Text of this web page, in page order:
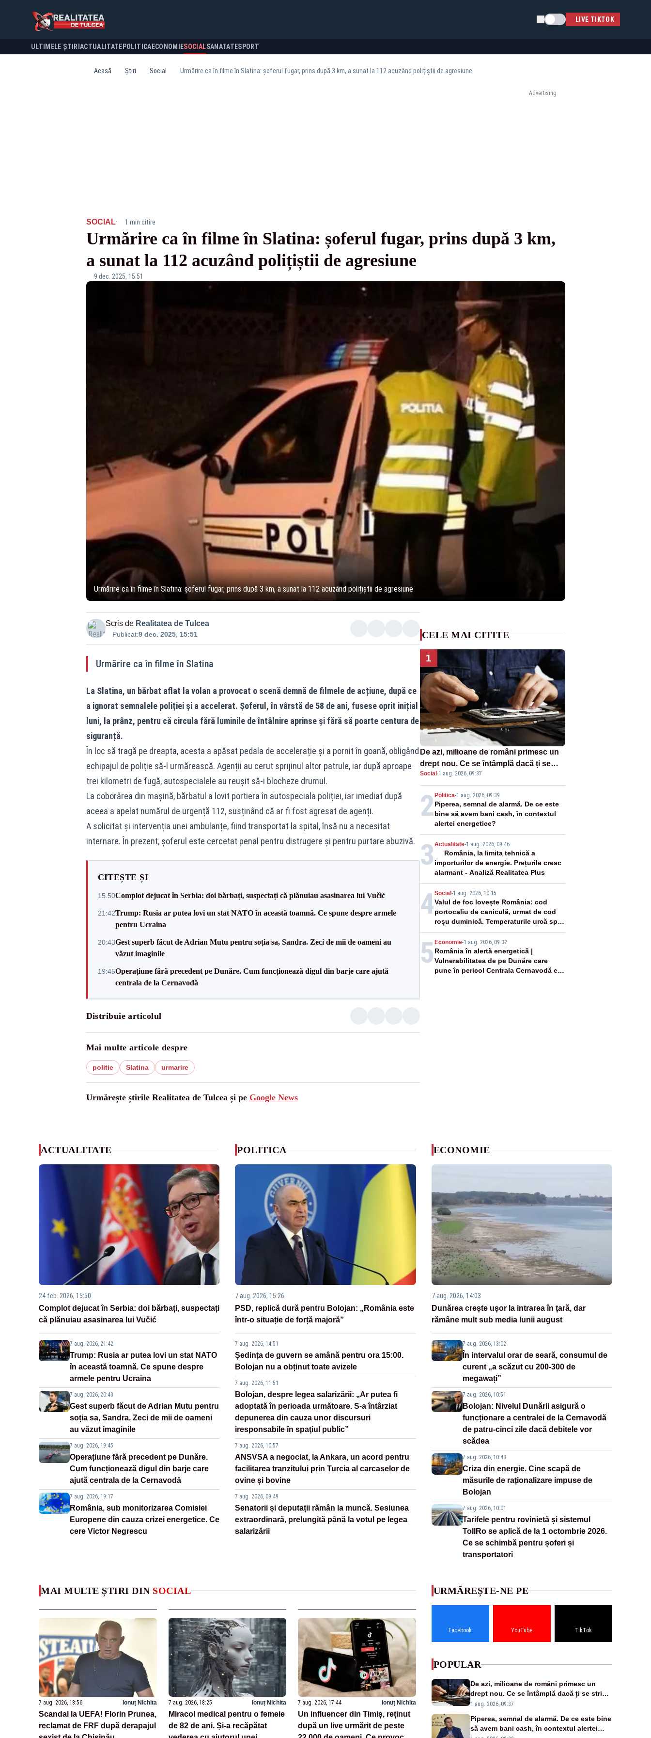
Schimba temaLIVE TIKTOK
ULTIMELE ȘTIRI ACTUALITATE POLITICA ECONOMIESOCIALSANATATESPORT
Acasă Știri Social Urmărire ca în filme în Slatina: șoferul fugar, prins după 3 km, a sunat la 112 acuzând polițiștii de agresiune
Advertising
SOCIAL· 1 min citire
Urmărire ca în filme în Slatina: șoferul fugar, prins după 3 km,
a sunat la 112 acuzând polițiștii de agresiune
9 dec. 2025, 15:51
Urmărire ca în filme în Slatina: șoferul fugar, prins după 3 km, a sunat la 112 acuzând polițiștii de agresiune
Scris de Realitatea de Tulcea
Publicat:9 dec. 2025, 15:51
Urmărire ca în filme în Slatina
La Slatina, un bărbat aflat la volan a provocat o scenă demnă de filmele de acțiune, după ce
a ignorat semnalele poliției și a accelerat. Șoferul, în vârstă de 58 de ani, fusese oprit inițial
luni, la prânz, pentru că circula fără luminile de întâlnire aprinse și fără să poarte centura de
siguranță.
În loc să tragă pe dreapta, acesta a apăsat pedala de accelerație și a pornit în goană, obligând
echipajul de poliție să-l urmărească. Agenții au cerut sprijinul altor patrule, iar după aproape
trei kilometri de fugă, autospecialele au reușit să-i blocheze drumul.
La coborârea din mașină, bărbatul a lovit portiera în autospeciala poliției, iar imediat după
aceea a apelat numărul de urgență 112, susținând că ar fi fost agresat de agenți.
A solicitat și intervenția unei ambulanțe, fiind transportat la spital, însă nu a necesitat
internare. În prezent, șoferul este cercetat penal pentru distrugere și pentru purtare abuzivă.
CITEȘTE ȘI
15:50Complot dejucat în Serbia: doi bărbați, suspectați că plănuiau asasinarea lui Vučić
21:42Trump: Rusia ar putea lovi un stat NATO în această toamnă. Ce spune despre armele
pentru Ucraina
20:43Gest superb făcut de Adrian Mutu pentru soția sa, Sandra. Zeci de mii de oameni au
văzut imaginile
19:45Operațiune fără precedent pe Dunăre. Cum funcționează digul din barje care ajută
centrala de la Cernavodă
Distribuie articolul
Mai multe articole despre
politie Slatina urmarire
Urmărește știrile Realitatea de Tulcea și pe Google News
CELE MAI CITITE
1
De azi, milioane de români primesc un
drept nou. Ce se întâmplă dacă ți se
strică un produs
Social ·1 aug. 2026, 09:37
2 Politica-1 aug. 2026, 09:39
Piperea, semnal de alarmă. De ce este
bine să avem bani cash, în contextul
alertei energetice?
3 Actualitate-1 aug. 2026, 09:46
România, la limita tehnică a
importurilor de energie. Prețurile cresc
alarmant - Analiză Realitatea Plus
4Social -1 aug. 2026, 10:15
Valul de foc lovește România: cod
portocaliu de caniculă, urmat de cod
roșu duminică. Temperaturile urcă spre
40°C
5 Economie-1 aug. 2026, 09:32
România în alertă energetică |
Vulnerabilitatea de pe Dunăre care
pune în pericol Centrala Cernavodă era
ACTUALITATE
24 feb. 2026, 15:50
Complot dejucat în Serbia: doi bărbați, suspectați
că plănuiau asasinarea lui Vučić
7 aug. 2026, 21:42
Trump: Rusia ar putea lovi un stat NATO
în această toamnă. Ce spune despre
armele pentru Ucraina
7 aug. 2026, 20:43
Gest superb făcut de Adrian Mutu pentru
soția sa, Sandra. Zeci de mii de oameni
au văzut imaginile
7 aug. 2026, 19:45
Operațiune fără precedent pe Dunăre.
Cum funcționează digul din barje care
ajută centrala de la Cernavodă
7 aug. 2026, 19:17
România, sub monitorizarea Comisiei
Europene din cauza crizei energetice. Ce
cere Victor Negrescu
POLITICA
7 aug. 2026, 15:26
PSD, replică dură pentru Bolojan: „România este
într-o situație de forță majoră”
7 aug. 2026, 14:51
Ședința de guvern se amână pentru ora 15:00.
Bolojan nu a obținut toate avizele
7 aug. 2026, 11:51
Bolojan, despre legea salarizării: „Ar putea fi
adoptată în perioada următoare. S-a întârziat
depunerea din cauza unor discursuri
iresponsabile în spaţiul public”
7 aug. 2026, 10:57
ANSVSA a negociat, la Ankara, un acord pentru
facilitarea tranzitului prin Turcia al carcaselor de
ovine și bovine
7 aug. 2026, 09:49
Senatorii și deputații rămân la muncă. Sesiunea
extraordinară, prelungită până la votul pe legea
salarizării
ECONOMIE
7 aug. 2026, 14:03
Dunărea crește ușor la intrarea în țară, dar
rămâne mult sub media lunii august
7 aug. 2026, 13:02
În intervalul orar de seară, consumul de
curent „a scăzut cu 200-300 de
megawați”
7 aug. 2026, 10:51
Bolojan: Nivelul Dunării asigură o
funcționare a centralei de la Cernavodă
de patru-cinci zile dacă debitele vor
scădea
7 aug. 2026, 10:43
Criza din energie. Cine scapă de
măsurile de raționalizare impuse de
Bolojan
7 aug. 2026, 10:01
Tarifele pentru rovinietă și sistemul
TollRo se aplică de la 1 octombrie 2026.
Ce se schimbă pentru șoferi și
transportatori
MAI MULTE ȘTIRI DIN SOCIAL
7 aug. 2026, 18:56 Ionuț Nichita
Scandal la UEFA! Florin Prunea,
reclamat de FRF după derapajul
7 aug. 2026, 18:25 Ionuț Nichita
Miracol medical pentru o femeie
de 82 de ani. Și-a recăpătat
7 aug. 2026, 17:44 Ionuț Nichita
Un influencer din Timiș, reținut
după un live urmărit de peste
URMĂREȘTE-NE PE
Facebook YouTube TikTok
POPULAR
De azi, milioane de români primesc un
drept nou. Ce se întâmplă dacă ți se strică
un produs
1 aug. 2026, 09:37
Piperea, semnal de alarmă. De ce este bine
să avem bani cash, în contextul alertei